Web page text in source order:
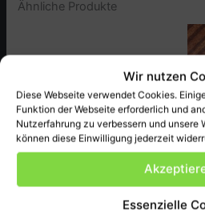
Wir nutzen
Diese Webseite verwendet Cookies.
Funktion der Webseite erforderlich und
Nutzerfahrung zu verbessern und unsere
können diese Einwilligung jederzeit
Essenzielle
Ähnliche Produkte